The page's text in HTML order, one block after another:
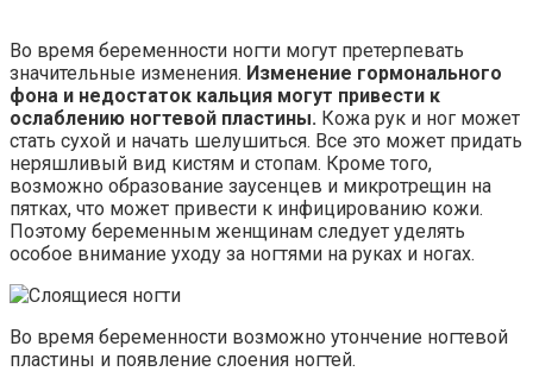
Во время беременности ногти могут претерпевать
значительные изменения. Изменение гормонального
фона и недостаток кальция могут привести к
ослаблению ногтевой пластины. Кожа рук и ног может
стать сухой и начать шелушиться. Все это может придать
неряшливый вид кистям и стопам. Кроме того,
возможно образование заусенцев и микротрещин на
пятках, что может привести к инфицированию кожи.
Поэтому беременным женщинам следует уделять
особое внимание уходу за ногтями на руках и ногах.
Во время беременности возможно утончение ногтевой
пластины и появление слоения ногтей.